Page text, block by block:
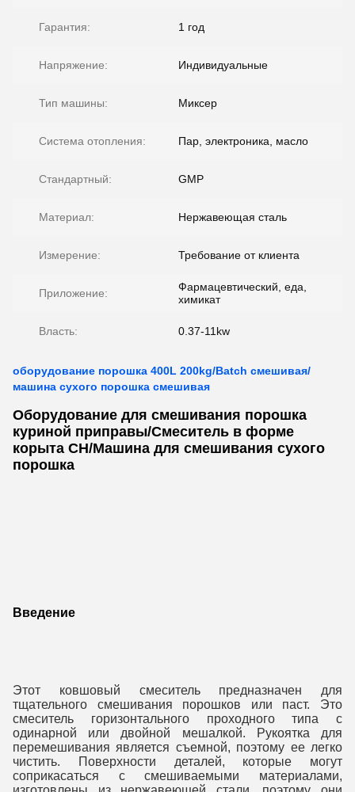
Гарантия: 1 год
Напряжение: Индивидуальные
Тип машины: Миксер
Система отопления: Пар, электроника, масло
Стандартный: GMP
Материал: Нержавеющая сталь
Измерение: Требование от клиента
Приложение:
Фармацевтический, еда,
химикат
Власть: 0.37-11kw
оборудование порошка 400L 200kg/Batch смешивая/
машина сухого порошка смешивая
Оборудование для смешивания порошка
куриной приправы/Смеситель в форме
корыта CH/Машина для смешивания сухого
порошка
Введение
Этот ковшовый смеситель предназначен для
тщательного смешивания порошков или паст. Это
смеситель горизонтального проходного типа с
одинарной или двойной мешалкой. Рукоятка для
перемешивания является съемной, поэтому ее легко
чистить. Поверхности деталей, которые могут
соприкасаться с смешиваемыми материалами,